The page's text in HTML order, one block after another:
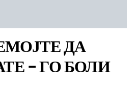
ДА
– ГО БОЛИ